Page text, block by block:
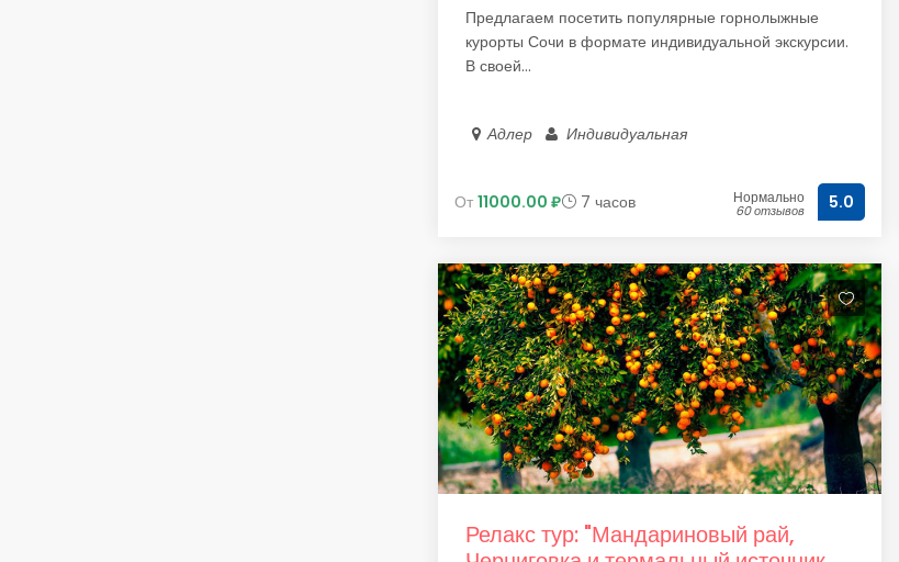
Предлагаем посетить популярные горнолыжные
курорты Сочи в формате индивидуальной экскурсии.
В своей...
Адлер Индивидуальная
От 11000.00 ₽ 7 часов Нормально
60 отзывов 5.0
Релакс тур: "Мандариновый рай,